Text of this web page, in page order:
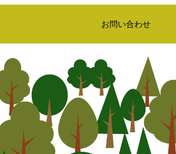
お問い合わせ